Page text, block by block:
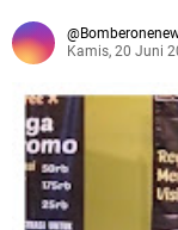
Kamis, 20 Juni